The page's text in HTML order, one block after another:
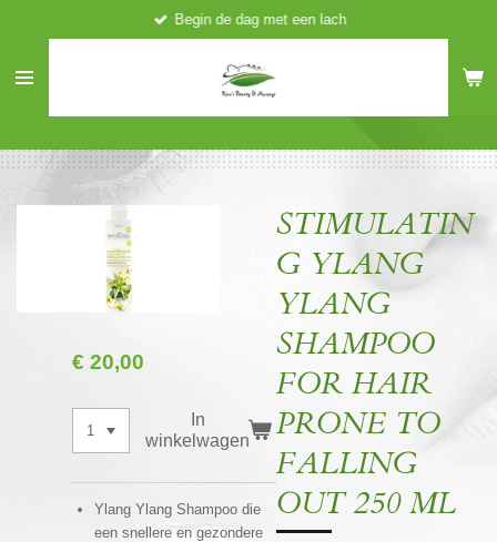
naar
hoofdinhoud
Begin de dag met een lach
STIMULATIN
G YLANG
YLANG
SHAMPOO
FOR HAIR
PRONE TO
FALLING
OUT 250 ML
€ 20,00
In
winkelwagen
Ylang Ylang Shampoo die
een snellere en gezondere